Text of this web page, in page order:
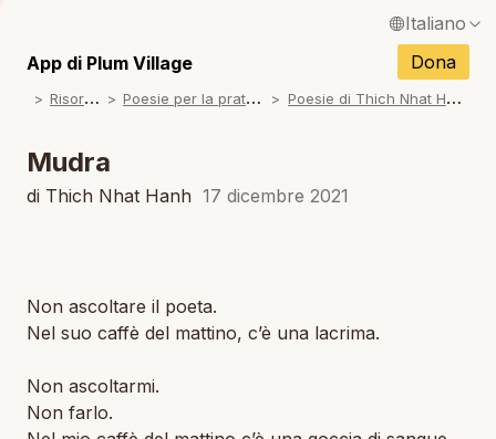
Italiano
Français / Francese
Deutsch / Tedesco
ภาษาไทย / Tailandese
App di Plum Village
Dona
R
isorse P
oesie per la pratica P
oesie di Thich Nhat Hanh
Mudra
di Thich Nhat Hanh 17 dicembre 2021
Non ascoltare il poeta.
Nel suo caffè del mattino, c’è una lacrima.
Non ascoltarmi.
Non farlo.